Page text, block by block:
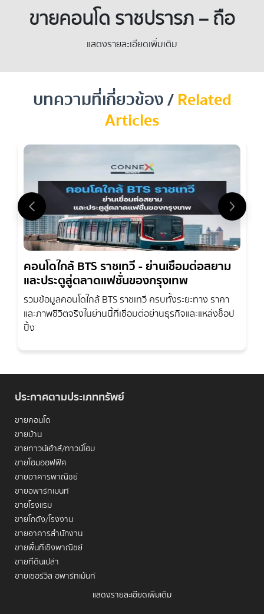
ขายคอนโด ราชปรารภ – ถือ
ครองอสังหาริมทรัพย์ระดับ
พรีเมียม บนพิกัดรอยต่อ
เศรษฐกิจที่มีมูลค่าเพิ่มทุกปี
การตัดสินใจครอบครองอสังหาริมทรัพย์ในย่านราชปรารภไม่
ได้เป็นเพียงการหาที่อยู่อาศัย แต่คือการถือครอง "สินทรัพย์
เชิงกลยุทธ์" ที่มีมูลค่ามหาศาล ย่านนี้โดดเด่นด้วย "ความหา
ยากของที่ดิน (Scarcity)" เนื่องจากพื้นที่ส่วนใหญ่เป็นย่าน
การค้าเก่าแก่และเขตหน่วยงานราชการ ทำให้โครงการรูปแบบ
Freehold กลายเป็นของล้ำค่าที่มีมูลค่าที่ไม่เคยลดลง การ
เลือกซื้อจากการ
กระแสเงินสดให้เป็นทรัพย์สินที่มีสภาพคล่องสูงและพร้อม
เติบโตอย่างมั่นคงในระยะยาว
แสดงรายละเอียดเพิ่มเติม
บทความที่เกี่ยวข้อง /Related
Articles
คอนโดใกล้ BTS ราชเทวี - ย่านเชื่อมต่อสยาม
และประตูสู่ตลาดแฟชั่นของกรุงเทพ
รวมข้อมูลคอนโดใกล้ BTS ราชเทวี ครบทั้งระยะทาง ราคา
และภาพชีวิตจริงในย่านนี้ที่เชื่อมต่อย่านธุรกิจและแหล่งช็อป
ปิ้ง
ประกาศตามประเภททรัพย์
ขายคอนโด
ขายบ้าน
ขายทาวน์เฮ้าส์/ทาวน์โฮม
ขายโฮมออฟฟิศ
ขายอาคารพาณิชย์
ขายอพาร์ทเมนท์
ขายโรงแรม
ขายโกดัง/โรงงาน
ขายอาคารสำนักงาน
ขายพื้นที่เชิงพาณิชย์
ขายที่ดินเปล่า
ขายเซอร์วิส อพาร์ทเม้นท์
แสดงรายละเอียดเพิ่มเติม